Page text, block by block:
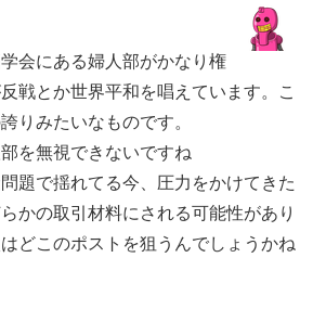
会にある婦人部がかなり権
戦とか世界平和を唱えています。こ
りみたいなものです。
を無視できないですね
題で揺れてる今、圧力をかけてきた
かの取引材料にされる可能性があり
どこのポストを狙うんでしょうかね